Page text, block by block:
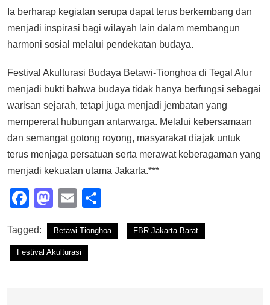
Ia berharap kegiatan serupa dapat terus berkembang dan
menjadi inspirasi bagi wilayah lain dalam membangun
harmoni sosial melalui pendekatan budaya.
Festival Akulturasi Budaya Betawi-Tionghoa di Tegal Alur
menjadi bukti bahwa budaya tidak hanya berfungsi sebagai
warisan sejarah, tetapi juga menjadi jembatan yang
mempererat hubungan antarwarga. Melalui kebersamaan
dan semangat gotong royong, masyarakat diajak untuk
terus menjaga persatuan serta merawat keberagaman yang
menjadi kekuatan utama Jakarta.***
Facebook
Mastodon
Email
Tagged: Betawi-Tionghoa FBR Jakarta Barat
Festival Akulturasi